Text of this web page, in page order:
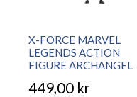
X-FORCE MARVEL
LEGENDS ACTION
FIGURE ARCHANGEL
449,00 kr